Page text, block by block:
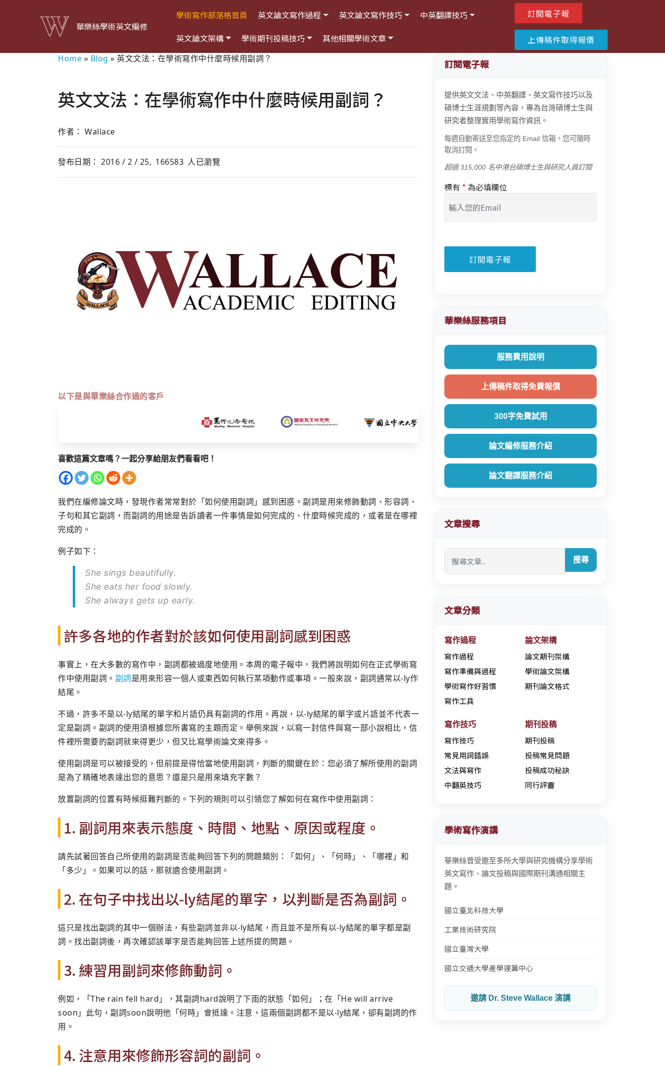
華樂絲學術英文編修
學術寫作部落格首頁 英文論文寫作過程 英文論文寫作技巧
中英翻譯技巧
英文論文架構
學術期刊投稿技巧 其他相關學術文章
訂閱電子報
上傳稿件取得報價
Home » Blog » 英文文法：在學術寫作中什麼時候用副詞？
英文文法：在學術寫作中什麼時候用副詞？
作者： Wallace
發布日期： 2016 / 2 / 25, 166583 人已瀏覽
以下是與華樂絲合作過的客戶
喜歡這篇文章嗎？一起分享給朋友們看看吧！
我們在編修論文時，發現作者常常對於「如何使用副詞」感到困惑。副詞是用來修飾動詞、形容詞、
子句和其它副詞，而副詞的用途是告訴讀者一件事情是如何完成的、什麼時候完成的，或者是在哪裡
完成的。
例子如下：
She sings beautifully.
She eats her food slowly.
She always gets up early.
許多各地的作者對於該如何使用副詞感到困惑
事實上，在大多數的寫作中，副詞都被過度地使用。本周的電子報中，我們將說明如何在正式學術寫
作中使用副詞。 副詞是用來形容一個人或東西如何執行某項動作或事項。一般來說，副詞通常以-ly作
結尾。
不過，許多不是以-ly結尾的單字和片語仍具有副詞的作用。再說，以-ly結尾的單字或片語並不代表一
定是副詞。副詞的使用須根據您所書寫的主題而定。舉例來說，以寫一封信件與寫一部小說相比，信
件裡所需要的副詞就來得更少，但又比寫學術論文來得多。
使用副詞是可以被接受的，但前提是得恰當地使用副詞，判斷的關鍵在於：您必須了解所使用的副詞
是為了精確地表達出您的意思？還是只是用來填充字數？
放置副詞的位置有時候挺難判斷的。下列的規則可以引領您了解如何在寫作中使用副詞：
1. 副詞用來表示態度、時間、地點、原因或程度。
請先試著回答自己所使用的副詞是否能夠回答下列的問題類別：「如何」、「何時」、「哪裡」和
「多少」。如果可以的話，那就適合使用副詞。
2. 在句子中找出以-ly結尾的單字，以判斷是否為副詞。
這只是找出副詞的其中一個辦法，有些副詞並非以-ly結尾，而且並不是所有以-ly結尾的單字都是副
詞。找出副詞後，再次確認該單字是否能夠回答上述所提的問題。
3. 練習用副詞來修飾動詞。
例如，「The rain fell hard」，其副詞hard說明了下雨的狀態「如何」；在「He will arrive
soon」此句，副詞soon說明他「何時」會抵達。注意，這兩個副詞都不是以-ly結尾，卻有副詞的作
用。
4. 注意用來修飾形容詞的副詞。
訂閱電子報
提供英文文法、中英翻譯、英文寫作技巧以及
碩博士生涯規劃等內容，專為台灣碩博士生與
研究者整理實用學術寫作資訊。
每週自動寄送至您指定的 Email 信箱，您可隨時
取消訂閱。
超過 315,000 名中港台碩博士生與研究人員訂閱
標有 * 為必填欄位
華樂絲服務項目
服務費用說明
上傳稿件取得免費報價
300字免費試用
論文編修服務介紹
論文翻譯服務介紹
文章搜尋
搜尋
文章分類
寫作過程
寫作過程
寫作準備與過程
學術寫作好習慣
寫作工具
論文架構
論文期刊架構
學術論文架構
期刊論文格式
寫作技巧
寫作技巧
常見用詞錯誤
文法與寫作
中翻英技巧
期刊投稿
期刊投稿
投稿常見問題
投稿成功秘訣
同行評審
學術寫作演講
華樂絲曾受邀至多所大學與研究機構分享學術
英文寫作、論文投稿與國際期刊溝通相關主
題。
國立臺北科技大學
工業技術研究院
國立臺灣大學
國立交通大學產學運籌中心
邀請 Dr. Steve Wallace 演講